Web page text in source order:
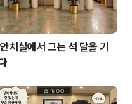
치실에서 그는 석 달을 기